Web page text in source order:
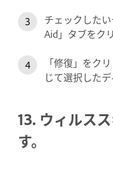
チェックした
Aid」タブをク
「修復」をク
じて選択したデ
13. ウィルス
す。